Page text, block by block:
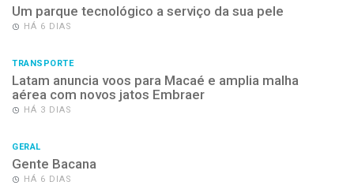
Um parque tecnológico a serviço da sua pele
HÁ 6 DIAS
TRANSPORTE
Latam anuncia voos para Macaé e amplia malha
aérea com novos jatos Embraer
HÁ 3 DIAS
GERAL
Gente Bacana
HÁ 6 DIAS